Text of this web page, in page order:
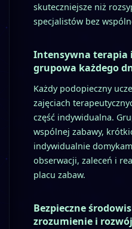
skuteczniejsze niż
specjalistów bez
Intensywna terapia
grupowa każdego
Każdy podopieczny
zajęciach
część indywidualna.
wspólnej zabawy,
indywidualnie
obserwacji, zaleceń i
placu zabaw.
Bezpieczne
zrozumienie i rozwój